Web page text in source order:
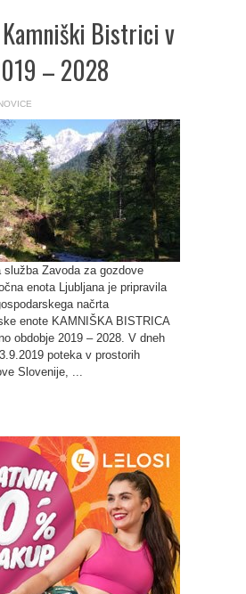
Kamniški Bistrici v
– 2028
služba Zavoda za gozdove
enota Ljubljana je pripravila
načrta
enote KAMNIŠKA BISTRICA
obdobje 2019 – 2028. V dneh
poteka v prostorih
Slovenije, ...